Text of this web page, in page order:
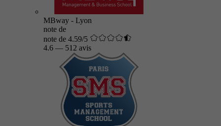
MBway - Lyon
note de
note de 4.59/5
4.6 — 512 avis